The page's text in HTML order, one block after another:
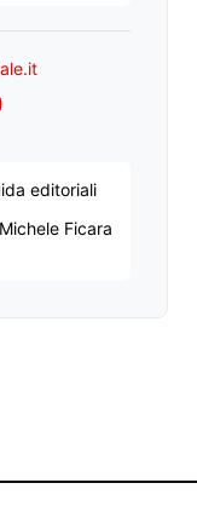
editoriali
Ficara